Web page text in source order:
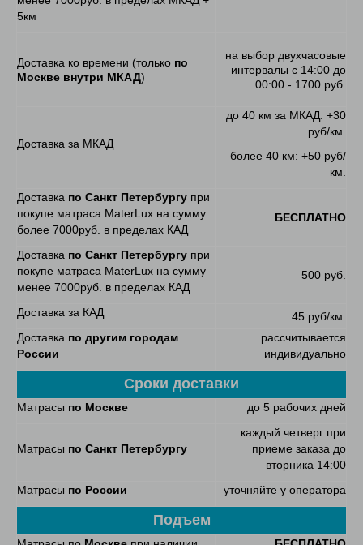
5км
Доставка ко времени (только по
Москве внутри МКАД)
на выбор двухчасовые
интервалы с 14:00 до
00:00 - 1700 руб.
Доставка за МКАД
до 40 км за МКАД: +30
руб/км.
более 40 км: +50 руб/
км.
Доставка по Санкт Петербургу при
покупе матраса MaterLux на сумму
более 7000руб. в пределах КАД
БЕСПЛАТНО
Доставка по Санкт Петербургу при
покупе матраса MaterLux на сумму
менее 7000руб. в пределах КАД
500 руб.
Доставка за КАД
45 руб/км.
Доставка по другим городам
России
рассчитывается
индивидуально
Сроки доставки
Матрасы по Москве до 5 рабочих дней
Матрасы по Санкт Петербургу
каждый четверг при
приеме заказа до
вторника 14:00
Матрасы по России уточняйте у оператора
Подъем